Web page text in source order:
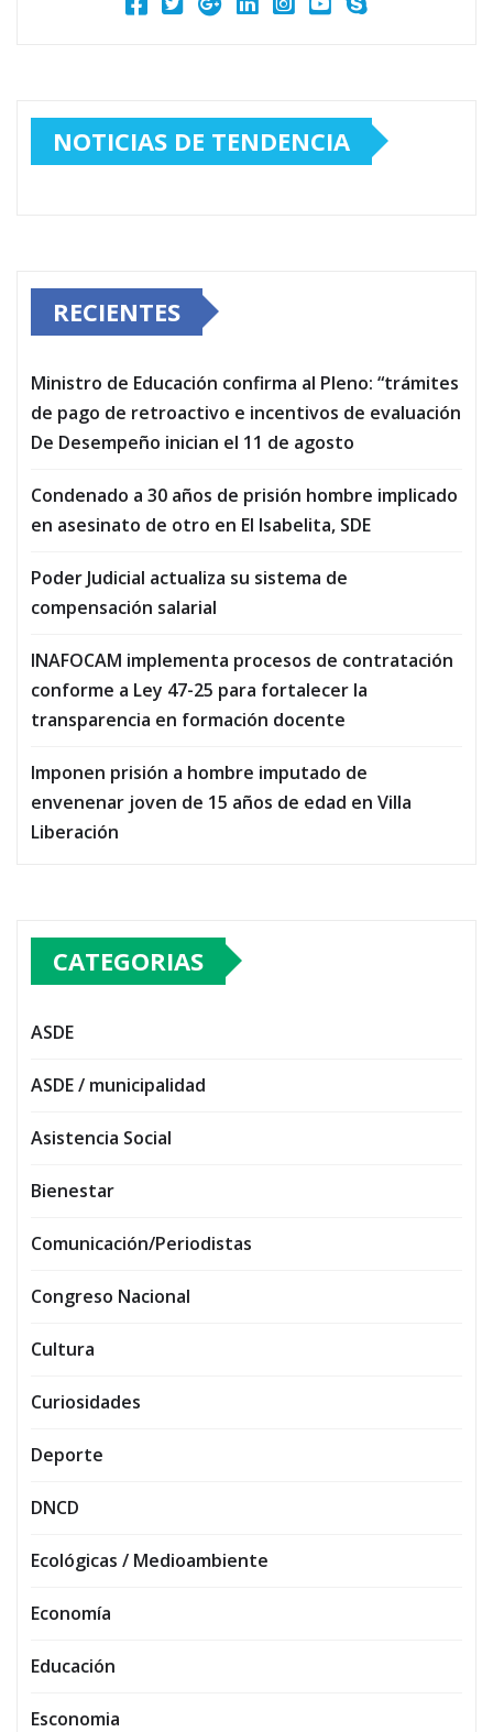
NOTICIAS DE TENDENCIA
RECIENTES
Ministro de Educación confirma al Pleno: “trámites
de pago de retroactivo e incentivos de evaluación
De Desempeño inician el 11 de agosto
Condenado a 30 años de prisión hombre implicado
en asesinato de otro en El Isabelita, SDE
Poder Judicial actualiza su sistema de
compensación salarial
INAFOCAM implementa procesos de contratación
conforme a Ley 47-25 para fortalecer la
transparencia en formación docente
Imponen prisión a hombre imputado de
envenenar joven de 15 años de edad en Villa
Liberación
CATEGORIAS
ASDE
ASDE / municipalidad
Asistencia Social
Bienestar
Comunicación/Periodistas
Congreso Nacional
Cultura
Curiosidades
Deporte
DNCD
Ecológicas / Medioambiente
Economía
Educación
Esconomia